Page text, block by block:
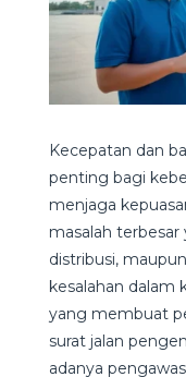
Kecepatan dan
penting bagi
menjaga
masalah terbesar
distribusi,
kesalahan
yang membuat
surat jalan
adanya